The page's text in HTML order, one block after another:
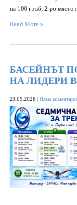
на 100 гръб, 2-ро
Read More »
БАСЕЙНЪТ
НА ЛИДЕРИ
23.05.2026 | Няма коментари